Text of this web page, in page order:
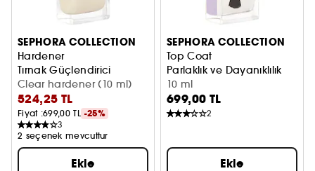
SEPHORA COLLECTION
Hardener
Tırnak Güçlendirici
Clear hardener (10 ml)
524,25 TL
Fiyat :699,00 TL -25%
3
2 seçenek mevcuttur
Ekle
SEPHORA COLLECTION
Top Coat
Parlaklık ve Dayanıklılık
10 ml
699,00 TL
2
Ekle